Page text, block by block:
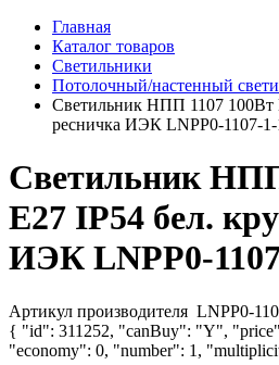
Главная
Каталог товаров
Светильники
Потолочный/настенный
Светильник НПП 1107 100Вт
ресничка ИЭК LNPP0-1107-1-
Светильник
E27 IP54 бел.
ИЭК LNPP0-
Артикул производителя LNPP0-
{ "id": 311252, "canBuy": "Y",
"economy": 0, "number": 1,